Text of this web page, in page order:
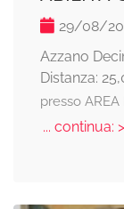
29/08/
Azzano
Distanza:
presso
... continua: >